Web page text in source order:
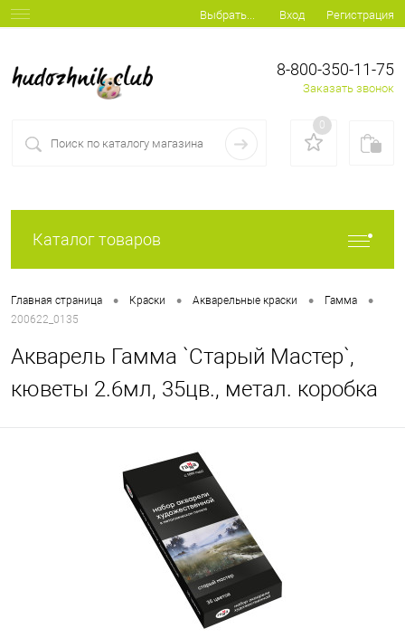
Выбрать... Вход Регистрация
8-800-350-11-75
Заказать звонок
0
Каталог товаров
Главная страница • Краски • Акварельные краски • Гамма •
200622_0135
Акварель Гамма `Старый Мастер`,
кюветы 2.6мл, 35цв., метал. коробка